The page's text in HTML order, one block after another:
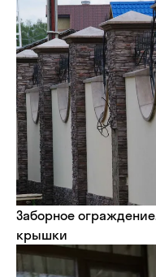
Заборное
крышки